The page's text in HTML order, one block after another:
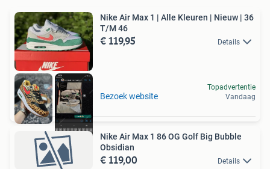
Nike Air Max 1 | Alle Kleuren | Nieuw | 36
T/M 46
€ 119,95 Details
Bezoek website
Topadvertentie
Vandaag
Nike Air Max 1 86 OG Golf Big Bubble
Obsidian
€ 119,00 Details